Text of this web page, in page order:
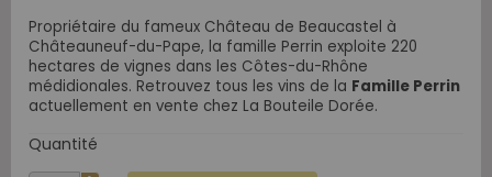
Propriétaire du fameux Château de Beaucastel à
Châteauneuf-du-Pape, la famille Perrin exploite 220
hectares de vignes dans les Côtes-du-Rhône
médidionales. Retrouvez tous les vins de la Famille Perrin
actuellement en vente chez La Bouteile Dorée.
Quantité